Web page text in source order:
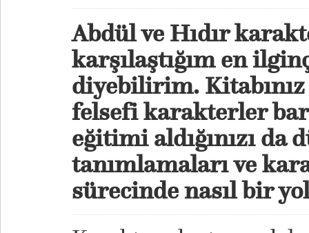
Abdül ve Hıdır
karşılaştığım en
diyebilirim.
felsefi karakterler
eğitimi aldığınızı
tanımlamaları ve
sürecinde nasıl bir